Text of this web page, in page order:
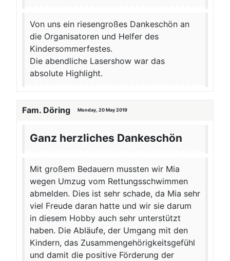
Von uns ein riesengroßes Dankeschön an
die Organisatoren und Helfer des
Kindersommerfestes.
Die abendliche Lasershow war das
absolute Highlight.
Fam. Döring Monday, 20 May 2019
Ganz herzliches Dankeschön
Mit großem Bedauern mussten wir Mia
wegen Umzug vom Rettungsschwimmen
abmelden. Dies ist sehr schade, da Mia sehr
viel Freude daran hatte und wir sie darum
in diesem Hobby auch sehr unterstützt
haben. Die Abläufe, der Umgang mit den
Kindern, das Zusammengehörigkeitsgefühl
und damit die positive Förderung der